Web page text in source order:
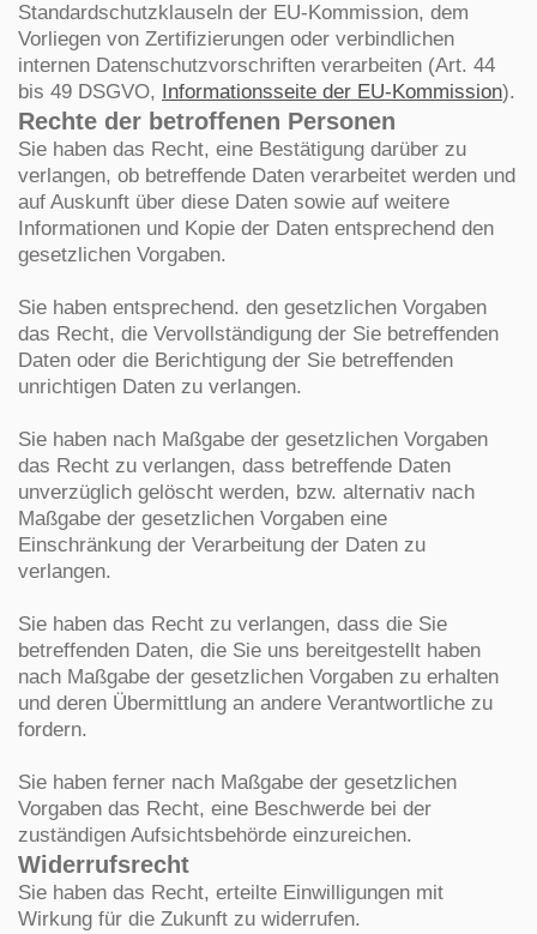
Standardschutzklauseln der EU-Kommission, dem
Vorliegen von Zertifizierungen oder verbindlichen
internen Datenschutzvorschriften verarbeiten (Art. 44
bis 49 DSGVO,
Informationsseite der EU-Kommission).
Rechte der betroffenen Personen
Sie haben das Recht, eine Bestätigung darüber zu
verlangen, ob betreffende Daten verarbeitet werden und
auf Auskunft über diese Daten sowie auf weitere
Informationen und Kopie der Daten entsprechend den
gesetzlichen Vorgaben.
Sie haben entsprechend. den gesetzlichen Vorgaben
das Recht, die Vervollständigung der Sie betreffenden
Daten oder die Berichtigung der Sie betreffenden
unrichtigen Daten zu verlangen.
Sie haben nach Maßgabe der gesetzlichen Vorgaben
das Recht zu verlangen, dass betreffende Daten
unverzüglich gelöscht werden, bzw. alternativ nach
Maßgabe der gesetzlichen Vorgaben eine
Einschränkung der Verarbeitung der Daten zu
verlangen.
Sie haben das Recht zu verlangen, dass die Sie
betreffenden Daten, die Sie uns bereitgestellt haben
nach Maßgabe der gesetzlichen Vorgaben zu erhalten
und deren Übermittlung an andere Verantwortliche zu
fordern.
Sie haben ferner nach Maßgabe der gesetzlichen
Vorgaben das Recht, eine Beschwerde bei der
zuständigen Aufsichtsbehörde einzureichen.
Widerrufsrecht
Sie haben das Recht, erteilte Einwilligungen mit
Wirkung für die Zukunft zu widerrufen.